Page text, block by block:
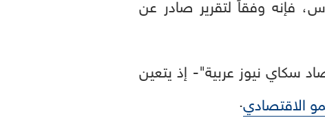
سكاي نيوز عربية"- إذ يتعين
الاقتصادي.